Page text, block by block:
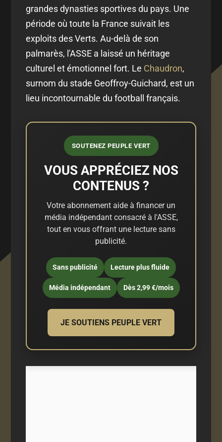
grandes dynasties sportives du pays. Une
période où toute la France suivait les
exploits des Verts. Au-delà de son
palmarès, l'ASSE a laissé un héritage
culturel et émotionnel fort. Le Chaudron,
surnom du stade Geoffroy-Guichard, est un
lieu incontournable du football français.
SOUTENEZ PEUPLE VERT
VOUS APPRÉCIEZ NOS
CONTENUS ?
Votre abonnement aide à financer un
média indépendant consacré à l'ASSE,
tout en vous offrant une lecture sans
publicité.
Sans publicité Lecture plus fluide
Média indépendant Dès 2,99 €/mois
JE SOUTIENS PEUPLE VERT